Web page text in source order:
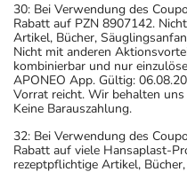
30: Bei Verwendung des
Rabatt auf PZN 8907142.
Artikel, Bücher,
Nicht mit anderen
kombinierbar und nur
APONEO App. Gültig:
Vorrat reicht. Wir behalten
Keine Barauszahlung.
32: Bei Verwendung des
Rabatt auf viele Hansaplast-
rezeptpflichtige Artikel,